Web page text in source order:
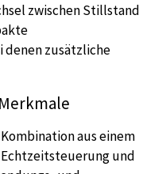
zwischen Stillstand
zusätzliche
Kombination aus einem
und